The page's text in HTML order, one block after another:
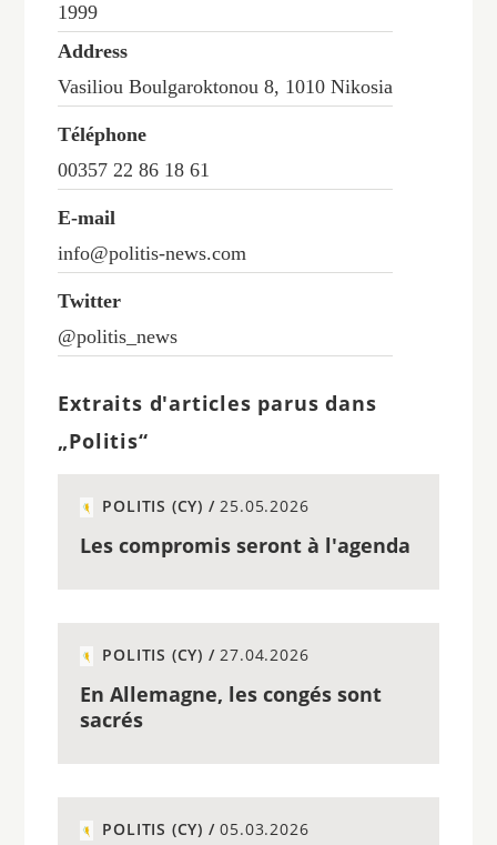
1999
Address
Vasiliou Boulgaroktonou 8, 1010 Nikosia
Téléphone
00357 22 86 18 61
E-mail
info@politis-news.com
Twitter
@politis_news
Extraits d'articles parus dans
„Politis“
POLITIS (CY) / 25.05.2026
Les compromis seront à l'agenda
POLITIS (CY) / 27.04.2026
En Allemagne, les congés sont
sacrés
POLITIS (CY) /05.03.2026